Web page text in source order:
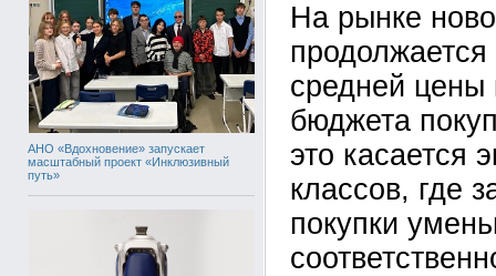
АНО «Вдохновение» запускает
масштабный проект «Инклюзивный
путь»
На рынке
средней цены
бюджета
это касается
классов, где
покупки